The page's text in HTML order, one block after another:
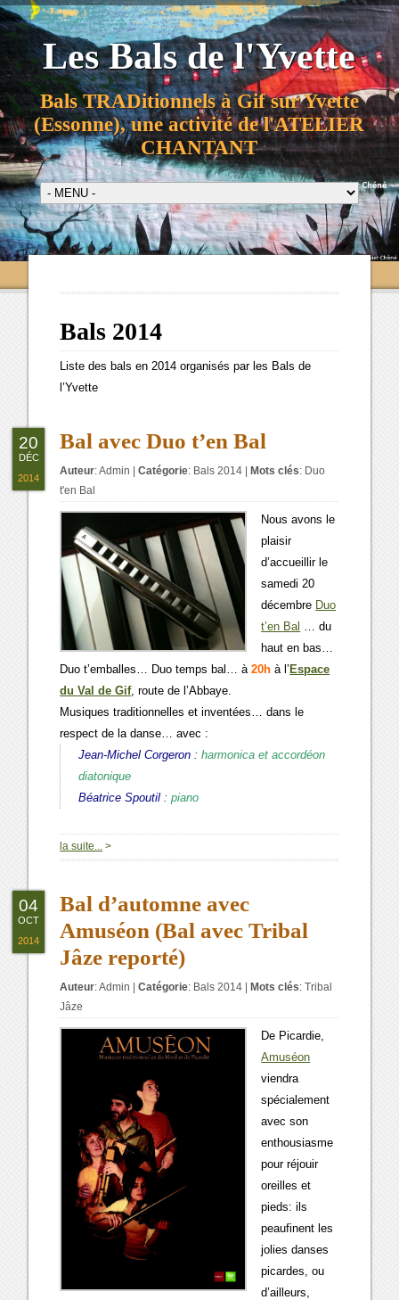
Les Bals de l'Yvette
Bals TRADitionnels à Gif sur Yvette
(Essonne), une activité de l'ATELIER
CHANTANT
Bals 2014
Liste des bals en 2014 organisés par les Bals de
l’Yvette
Bal avec Duo t’en Bal
Auteur:Admin |Catégorie: Bals 2014 Mots clés: Duo
t'en Bal
Nous avons le
plaisir
d’accueillir le
samedi 20
décembre Duo
t’en Bal … du
haut en bas…
Duo t’emballes… Duo temps bal… à20h à l’ Espace
du Val de Gif, route de l’Abbaye.
Musiques traditionnelles et inventées… dans le
respect de la danse… avec :
Jean-Michel Corgeron :harmonica et accordéon
diatonique
Béatrice Spoutil :piano
la suite... >
20
DÉC
2014
Bal d’automne avec
Amuséon (Bal avec Tribal
Jâze reporté)
Auteur:Admin |Catégorie: Bals 2014 Mots clés:Tribal
Jâze
De Picardie,
Amuséon
viendra
spécialement
avec son
enthousiasme
pour réjouir
oreilles et
pieds: ils
peaufinent les
jolies danses
picardes, ou
d’ailleurs,
04
OCT
2014